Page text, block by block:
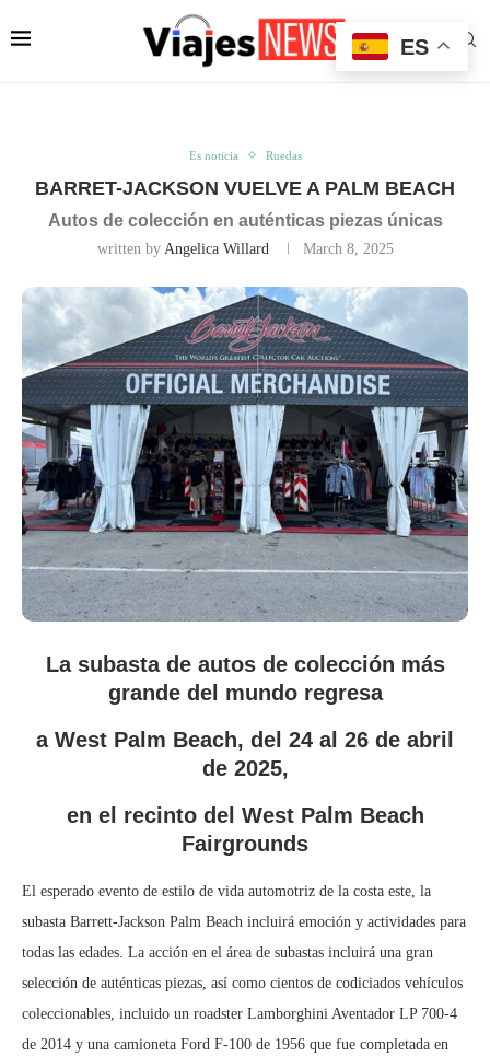
Es noticia Ruedas
BARRET-JACKSON VUELVE A PALM BEACH
Autos de colección en auténticas piezas únicas
written by Angelica Willard March 8, 2025
La subasta de autos de colección más
grande del mundo regresa
a West Palm Beach, del 24 al 26 de abril
de 2025,
en el recinto del West Palm Beach
Fairgrounds
El esperado evento de estilo de vida automotriz de la costa este, la
subasta Barrett-Jackson Palm Beach incluirá emoción y actividades para
todas las edades. La acción en el área de subastas incluirá una gran
selección de auténticas piezas, así como cientos de codiciados vehículos
coleccionables, incluido un roadster Lamborghini Aventador LP 700-4
de 2014 y una camioneta Ford F-100 de 1956 que fue completada en
ES